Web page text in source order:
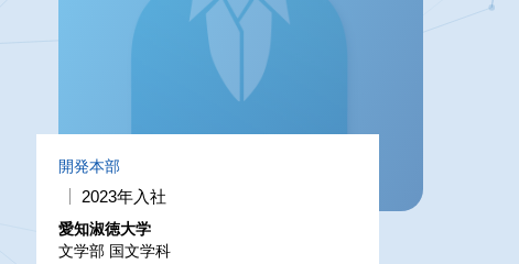
開発本部
2023年入社
愛知淑徳大学
文学部 国文学科